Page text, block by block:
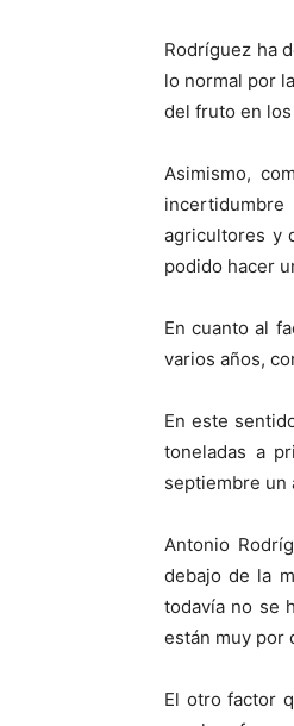
Rodríguez ha
lo normal por
del fruto en
Asimismo,
agricultores y
podido hacer
En cuanto al
varios años,
En este
toneladas a
septiembre un
Antonio
debajo de la
todavía no se
están muy por
El otro factor